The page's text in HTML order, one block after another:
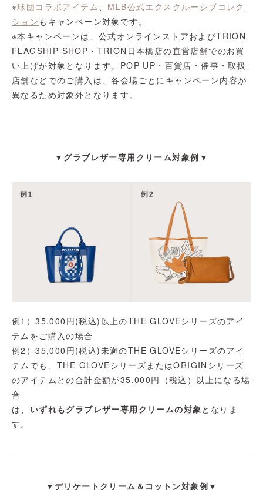
※球団コラボアイテム、 MLB公式エクスクルーシブコレク
ション もキャンペーン対象です。
※本キャンペーンは、公式オンラインストアおよびTRION
FLAGSHIP SHOP・TRION日本橋店の直営店舗でのお買
い上げが対象となります。POP UP・百貨店・催事・取扱
店舗などでのご購入は、各会場ごとにキャンペーン内容が
異なるため対象外となります。
▼ グラブレザー専用クリーム対象例 ▼
例1）35,000円(税込)以上のTHE GLOVEシリーズのアイ
テムをご購入の場合
例2）35,000円(税込)未満のTHE GLOVEシリーズのアイ
テムでも、THE GLOVEシリーズまたはORIGINシリーズ
のアイテムとの合計金額が35,000円（税込）以上になる場
合
は、 いずれもグラブレザー専用クリームの対象となりま
す。
▼デリケートクリーム＆コットン対象例 ▼